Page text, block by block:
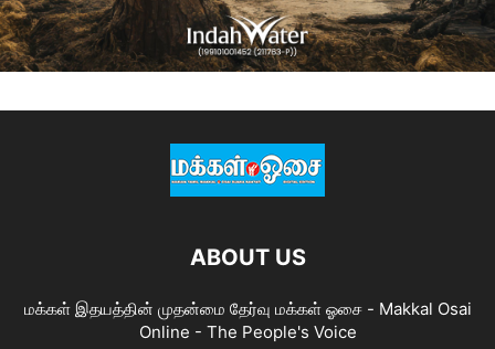
ABOUT US
மக்கள் இதயத்தின் முதன்மை தேர்வு மக்கள் ஓசை - Makkal Osai
Online - The People's Voice